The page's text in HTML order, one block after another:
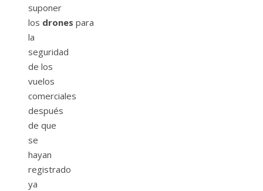
suponer
los drones para
la
seguridad
de los
vuelos
comerciales
después
de que
se
hayan
registrado
ya